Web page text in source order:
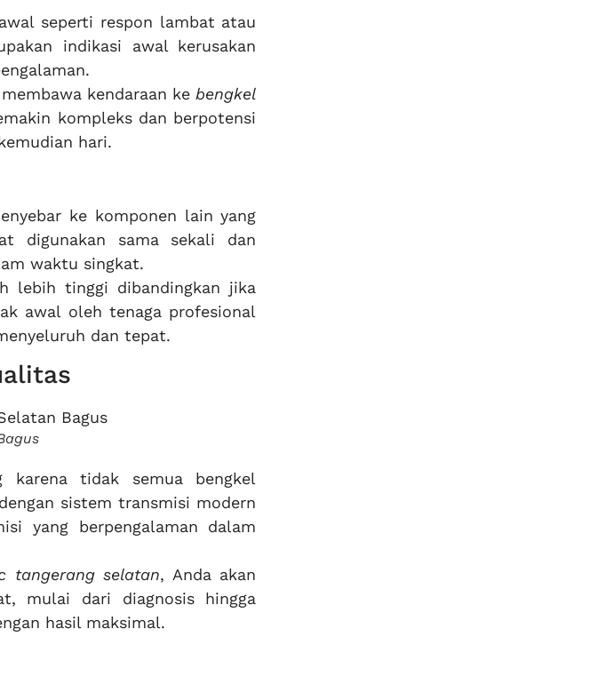
seperti respon lambat atau
indikasi awal kerusakan
kendaraan ke bengkel
kompleks dan berpotensi
hari.
ke komponen lain yang
digunakan sama sekali dan
waktu singkat.
lebih tinggi dibandingkan jika
awal oleh tenaga profesional
dan tepat.
karena tidak semua bengkel
sistem transmisi modern
yang berpengalaman dalam
tangerang selatan, Anda akan
mulai dari diagnosis hingga
hasil maksimal.